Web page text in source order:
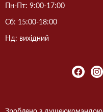
Пн-Пт: 9:00-17:00
Сб: 15:00-18:00
Нд: вихідний